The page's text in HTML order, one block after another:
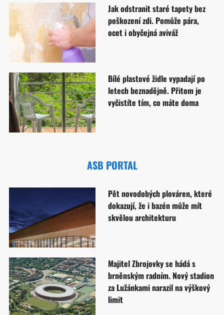
Jak odstranit staré tapety bez
poškození zdi. Pomůže pára,
ocet i obyčejná aviváž
Bílé plastové židle vypadají po
letech beznadějně. Přitom je
vyčistíte tím, co máte doma
ASB PORTAL
Pět novodobých plováren, které
dokazují, že i bazén může mít
skvělou architekturu
Majitel Zbrojovky se hádá s
brněnským radním. Nový stadion
za Lužánkami narazil na výškový
limit